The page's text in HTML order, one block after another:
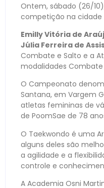
Ontem, sábado (26/
competição na cidade
Emilly Vitória de
Júlia Ferreira de
Combate e Salto e a
modalidades Combate
O Campeonato
Santana, em Vargem
atletas femininas de
de PoomSae de 78
O Taekwondo é uma
alguns deles são
a agilidade e a
controle e
A Academia Osni